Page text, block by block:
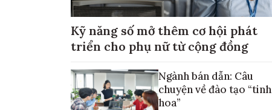
Kỹ năng số mở thêm cơ hội phát
triển cho phụ nữ từ cộng đồng
Ngành bán dẫn: Câu
chuyện về đào tạo “tinh
hoa”